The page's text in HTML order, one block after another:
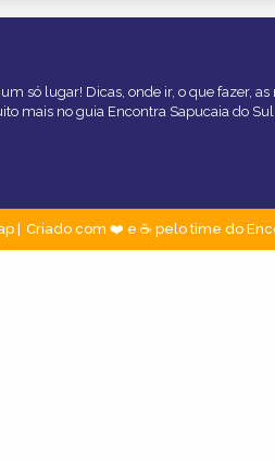
só lugar! Dicas, onde ir, o que fazer,
mais no guia Encontra Sapucaia do Sul.
Criado com ❤️ e ☕ pelo time do